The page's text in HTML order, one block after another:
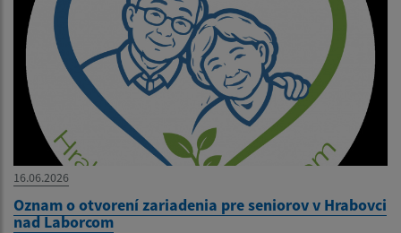
16.06.2026
Oznam o otvorení zariadenia pre seniorov v Hrabovci
nad Laborcom